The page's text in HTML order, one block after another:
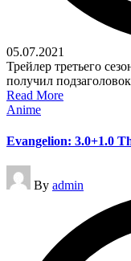
05.07.2021
Трейлер третьего
получил
Read More
Posted
Anime
​​Evangelion: 3.0+1.0
Posted
by
By admin